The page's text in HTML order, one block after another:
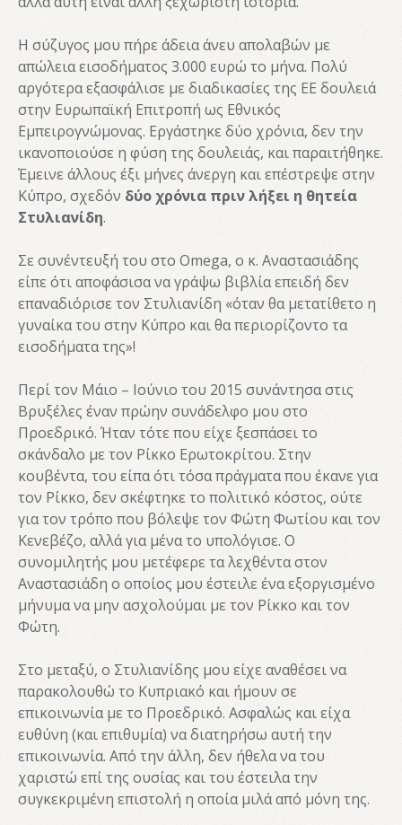
Η σύζυγος μου πήρε άδεια άνευ απολαβών με
απώλεια εισοδήματος 3.000 ευρώ το μήνα. Πολύ
αργότερα εξασφάλισε με διαδικασίες της ΕΕ δουλειά
στην Ευρωπαϊκή Επιτροπή ως Εθνικός
Εμπειρογνώμονας. Εργάστηκε δύο χρόνια, δεν την
ικανοποιούσε η φύση της δουλειάς, και παραιτήθηκε.
Έμεινε άλλους έξι μήνες άνεργη και επέστρεψε στην
Κύπρο, σχεδόν δύο χρόνια πριν λήξει η θητεία
Στυλιανίδη.
Σε συνέντευξή του στο Omega, ο κ. Αναστασιάδης
είπε ότι αποφάσισα να γράψω βιβλία επειδή δεν
επαναδιόρισε τον Στυλιανίδη «όταν θα μετατίθετο η
γυναίκα του στην Κύπρο και θα περιορίζοντο τα
εισοδήματα της»!
Περί τον Μάιο – Ιούνιο του 2015 συνάντησα στις
Βρυξέλες έναν πρώην συνάδελφο μου στο
Προεδρικό. Ήταν τότε που είχε ξεσπάσει το
σκάνδαλο με τον Ρίκκο Ερωτοκρίτου. Στην
κουβέντα, του είπα ότι τόσα πράγματα που έκανε για
τον Ρίκκο, δεν σκέφτηκε το πολιτικό κόστος, ούτε
για τον τρόπο που βόλεψε τον Φώτη Φωτίου και τον
Κενεβέζο, αλλά για μένα το υπολόγισε. Ο
συνομιλητής μου μετέφερε τα λεχθέντα στον
Αναστασιάδη ο οποίος μου έστειλε ένα εξοργισμένο
μήνυμα να μην ασχολούμαι με τον Ρίκκο και τον
Φώτη.
Στο μεταξύ, ο Στυλιανίδης μου είχε αναθέσει να
παρακολουθώ το Κυπριακό και ήμουν σε
επικοινωνία με το Προεδρικό. Ασφαλώς και είχα
ευθύνη (και επιθυμία) να διατηρήσω αυτή την
επικοινωνία. Από την άλλη, δεν ήθελα να του
χαριστώ επί της ουσίας και του έστειλα την
συγκεκριμένη επιστολή η οποία μιλά από μόνη της.